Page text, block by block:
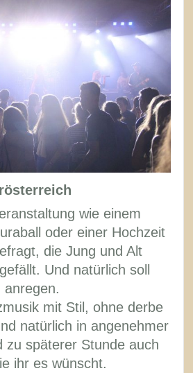
wie einem
oder einer Hochzeit
die Jung und Alt
Und natürlich soll
anregen.
mit Stil, ohne derbe
natürlich in angenehmer
zu späterer Stunde auch
ihr es wünscht.